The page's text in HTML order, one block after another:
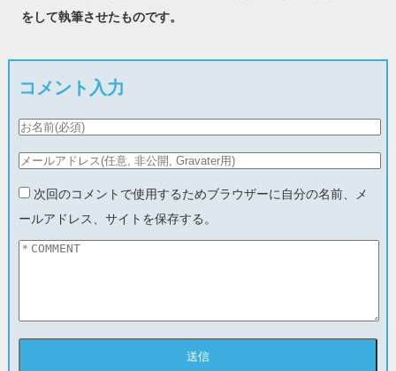
をして執筆させたものです。
コメント入力
次回のコメントで使用するためブラウザーに自分の名前、メ
ールアドレス、サイトを保存する。